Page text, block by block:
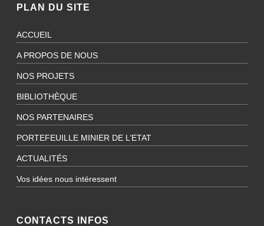
PLAN DU SITE
ACCUEIL
A PROPOS DE NOUS
NOS PROJETS
BIBLIOTHÈQUE
NOS PARTENAIRES
PORTEFEUILLE MINIER DE L’ETAT
ACTUALITÉS
Vos idées nous intéressent
CONTACTS INFOS